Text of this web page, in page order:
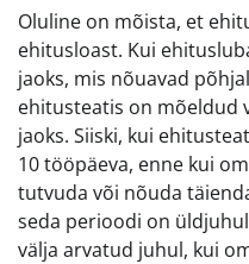
Oluline on mõista, et
ehitusloast. Kui
jaoks, mis nõuavad
ehitusteatis on mõeldud
jaoks. Siiski, kui
10 tööpäeva, enne kui
tutvuda või nõuda
seda perioodi on
välja arvatud juhul, kui